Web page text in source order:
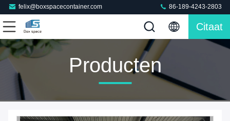
felix@boxspacecontainer.com 86-189-4243-2803
Citaat
Producten